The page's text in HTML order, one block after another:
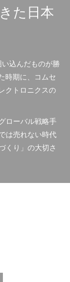
た日本
込んだものが勝
時期に、コムセ
クトロニクスの
ローバル戦略手
は売れない時代
くり」の大切さ